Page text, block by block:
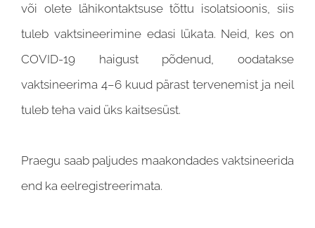
või olete lähikontaktsuse tõttu isolatsioonis, siis
tuleb vaktsineerimine edasi lükata. Neid, kes on
COVID-19 haigust põdenud, oodatakse
vaktsineerima 4–6 kuud pärast tervenemist ja neil
tuleb teha vaid üks kaitsesüst.
Praegu saab paljudes maakondades vaktsineerida
end ka eelregistreerimata.